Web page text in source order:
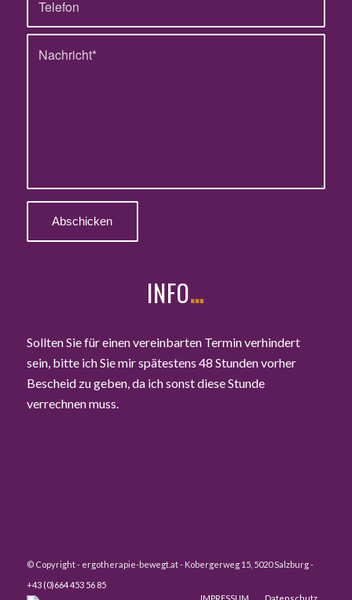
INFO…
Sollten Sie für einen vereinbarten Termin verhindert
sein, bitte ich Sie mir spätestens 48 Stunden vorher
Bescheid zu geben, da ich sonst diese Stunde
verrechnen muss.
© Copyright - ergotherapie-bewegt.at - Kobergerweg 15, 5020 Salzburg -
+43 (0)664 453 56 85